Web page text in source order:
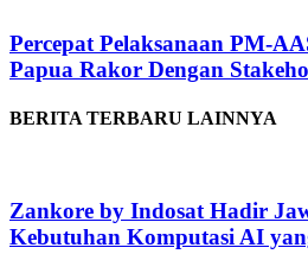
Percepat Pelaksanaan PM-
Papua Rakor Dengan
BERITA TERBARU LAINNYA
Zankore by Indosat Hadir
Kebutuhan Komputasi AI